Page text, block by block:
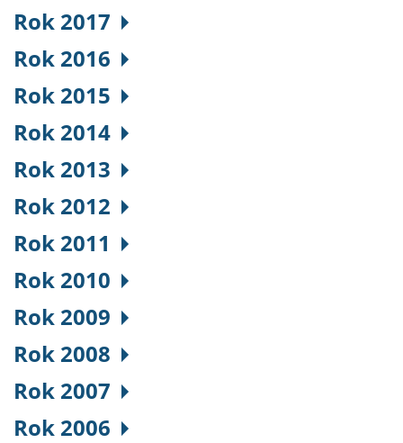
Rok 2017
Rok 2016
Rok 2015
Rok 2014
Rok 2013
Rok 2012
Rok 2011
Rok 2010
Rok 2009
Rok 2008
Rok 2007
Rok 2006